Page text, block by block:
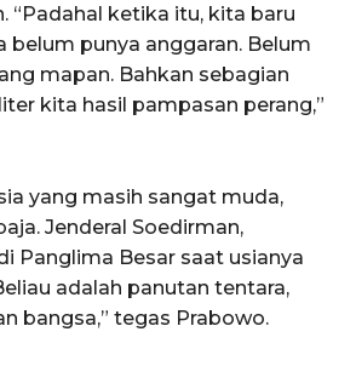
“Padahal ketika itu, kita baru
belum punya anggaran. Belum
mapan. Bahkan sebagian
kita hasil pampasan perang,”
yang masih sangat muda,
Jenderal Soedirman,
Panglima Besar saat usianya
adalah panutan tentara,
bangsa,” tegas Prabowo.